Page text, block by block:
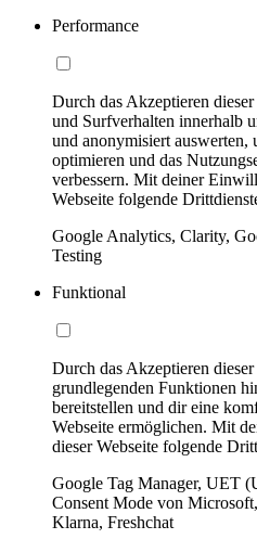
Performance
Durch das Akzeptieren
und Surfverhalten innerhalb
und anonymisiert auswerten,
optimieren und das
verbessern. Mit deiner
Webseite folgende
Google Analytics, Clarity,
Testing
Funktional
Durch das Akzeptieren
grundlegenden Funktionen
bereitstellen und dir eine
Webseite ermöglichen. Mit
dieser Webseite folgende
Google Tag Manager, UET
Consent Mode von
Klarna, Freshchat